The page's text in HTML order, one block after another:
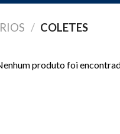
/ COLETES
produto foi